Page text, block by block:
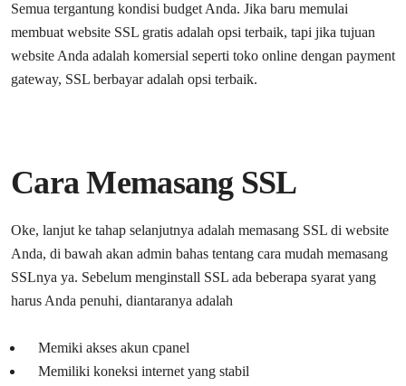
Semua tergantung kondisi budget Anda. Jika baru memulai
membuat website SSL gratis adalah opsi terbaik, tapi jika tujuan
website Anda adalah komersial seperti toko online dengan payment
gateway, SSL berbayar adalah opsi terbaik.
Cara Memasang SSL
Oke, lanjut ke tahap selanjutnya adalah memasang SSL di website
Anda, di bawah akan admin bahas tentang cara mudah memasang
SSLnya ya. Sebelum menginstall SSL ada beberapa syarat yang
harus Anda penuhi, diantaranya adalah
Memiki akses akun cpanel
Memiliki koneksi internet yang stabil